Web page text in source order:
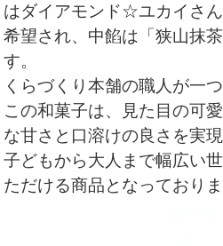
はダイアモンド☆ユカイさ
希望され、中餡は「狭山抹
す。
くらづくり本舗の職人が一
この和菓子は、見た目の可
な甘さと口溶けの良さを実現
子どもから大人まで幅広い
ただける商品となっておりま